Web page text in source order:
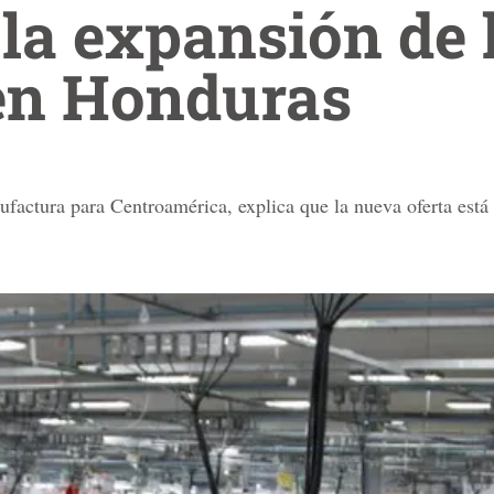
expansión de
Honduras
para Centroamérica, explica que la nueva oferta